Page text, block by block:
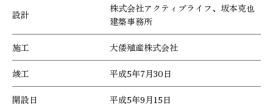
設計
株式会社アクティブライフ、坂本克也
建築事務所
施工 大倭殖産株式会社
竣工 平成5年7月30日
開設日 平成5年9月15日